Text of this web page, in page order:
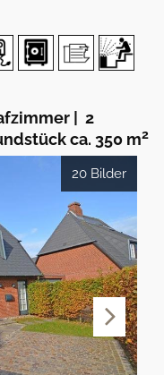
2
ca. 350 m2
20 Bilder